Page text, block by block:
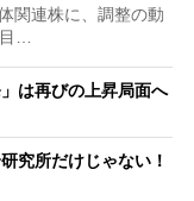
関連株に、調整の動
…
は再びの上昇局面へ
究所だけじゃない！